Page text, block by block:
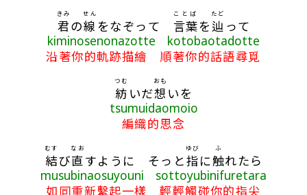
君
きみ
の線
せん
をなぞって 言葉
ことば
を辿
たど
って
kiminosenonazotte kotobaotadotte
沿著你的軌跡描繪 順著你的話語尋覓
紡
つむ
いだ想
おも
いを
tsumuidaomoio
編織的思念
結
むす
び直
なお
すように そっと指
ゆび
に触
ふ
れたら
musubinaosuyouni sottoyubinifuretara
如同重新繫起一樣 輕輕觸碰你的指尖